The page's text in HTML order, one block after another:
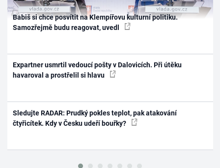
Babiš si chce posvítit na Klempířovu kulturní politiku.
Samozřejmě budu reagovat, uvedl
Expartner usmrtil vedoucí pošty v Dalovicích. Při útěku
havaroval a prostřelil si hlavu
Sledujte RADAR: Prudký pokles teplot, pak atakování
čtyřicítek. Kdy v Česku udeří bouřky?